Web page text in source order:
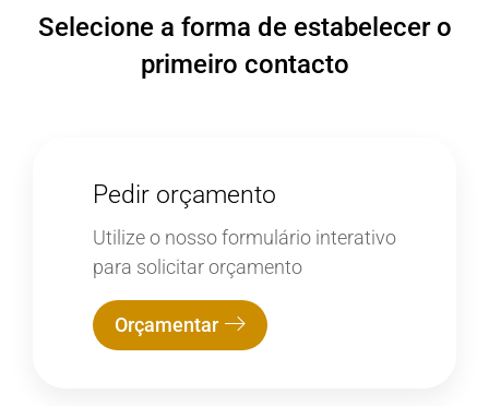
Selecione a forma de estabelecer o
primeiro contacto
Pedir orçamento
Utilize o nosso formulário interativo
para solicitar orçamento
Orçamentar